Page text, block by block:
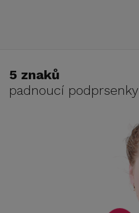
5 znaků
padnoucí podprsenky